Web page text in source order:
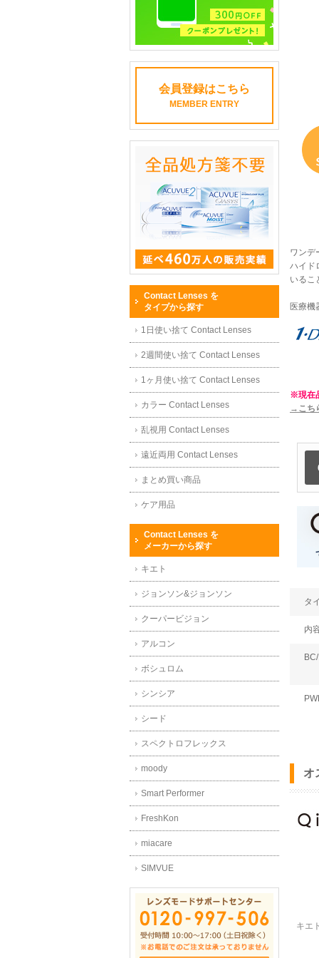
ワンデ
ハイド
いるこ
医療機
※現在
→こち
タ
内
オ
キエ
会員登録はこちら
MEMBER ENTRY
Contact Lenses を
タイプから探す
1日使い捨て Contact Lenses
2週間使い捨て Contact Lenses
1ヶ月使い捨て Contact Lenses
カラー Contact Lenses
乱視用 Contact Lenses
遠近両用 Contact Lenses
まとめ買い商品
ケア用品
Contact Lenses を
メーカーから探す
キエト
ジョンソン&ジョンソン
クーパービジョン
アルコン
ボシュロム
シンシア
シード
スペクトロフレックス
moody
Smart Performer
FreshKon
miacare
SIMVUE